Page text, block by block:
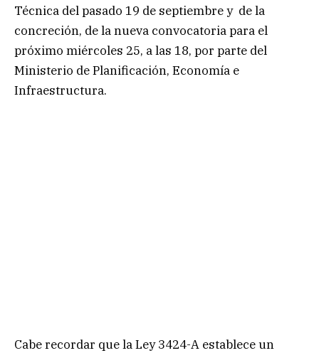
Técnica del pasado 19 de septiembre y de la
concreción, de la nueva convocatoria para el
próximo miércoles 25, a las 18, por parte del
Ministerio de Planificación, Economía e
Infraestructura.
Cabe recordar que la Ley 3424-A establece un